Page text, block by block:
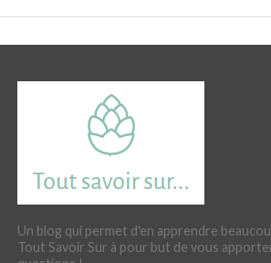
Un blog qui permet d'en apprendre
Tout Savoir Sur à pour but de vous